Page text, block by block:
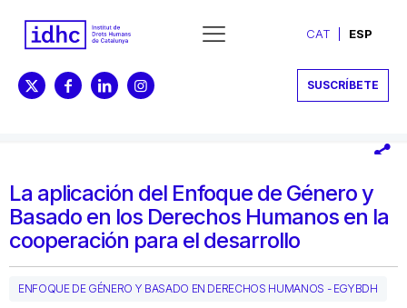
CAT ESP
SUSCRÍBETE
La aplicación del Enfoque de Género y
Basado en los Derechos Humanos en la
cooperación para el desarrollo
ENFOQUE DE GÉNERO Y BASADO EN DERECHOS HUMANOS - EGYBDH